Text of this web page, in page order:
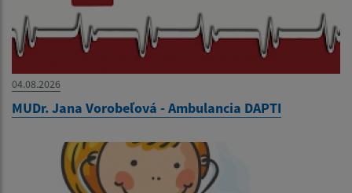
04.08.2026
MUDr. Jana Vorobeľová - Ambulancia DAPTI